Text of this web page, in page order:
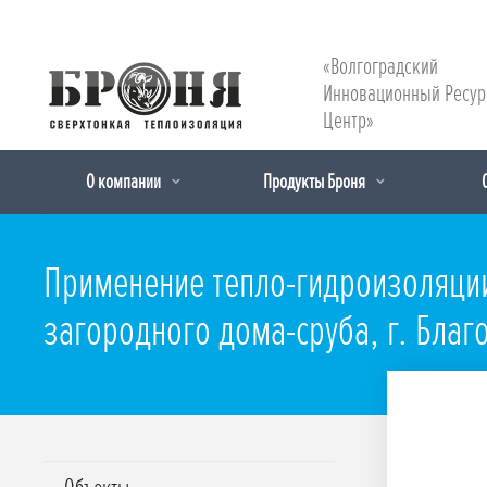
«Волгоградский
Инновационный
Центр»
О компании Продукты Броня
Применение тепло-
загородного дома-сруба, г.